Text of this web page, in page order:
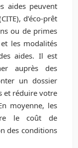
aides peuvent
d’éco-prêt
ou de primes
les modalités
aides. Il est
auprès des
un dossier
et réduire votre
moyenne, les
le coût de
des conditions